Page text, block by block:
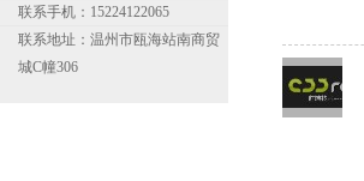
联系手机：15224122065
联系地址：温州市瓯海站南商贸
城C幢306